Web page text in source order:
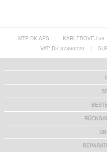
MTP DK APS | KARLEBOVEJ 59
VAT: DK 37860220
|